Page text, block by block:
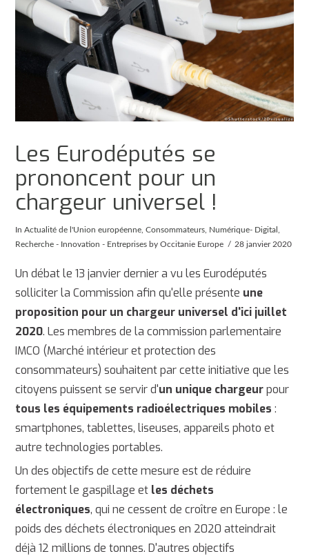
Les Eurodéputés se
prononcent pour un
chargeur universel !
InActualité de l'Union européenne ,Consommateurs Numérique- Digital
Recherche - Innovation - Entreprises by Occitanie Europe 28 janvier 2020
Un débat le 13 janvier dernier a vu les Eurodéputés
solliciter la Commission afin qu'elle présente une
proposition pour un chargeur universel d'ici juillet
2020. Les membres de la commission parlementaire
IMCO (Marché intérieur et protection des
consommateurs) souhaitent par cette initiative que les
citoyens puissent se servir d'un unique chargeurpour
tous les équipements radioélectriques mobiles :
smartphones, tablettes, liseuses, appareils photo et
autre technologies portables.
Un des objectifs de cette mesure est de réduire
fortement le gaspillage et les déchets
électroniques, qui ne cessent de croître en Europe : le
poids des déchets électroniques en 2020 atteindrait
déjà 12 millions de tonnes. D'autres objectifs